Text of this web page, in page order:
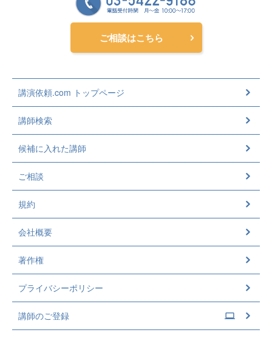
ご相談はこちら
講演依頼.com トップページ
講師検索
候補に入れた講師
ご相談
規約
会社概要
著作権
プライバシーポリシー
講師のご登録